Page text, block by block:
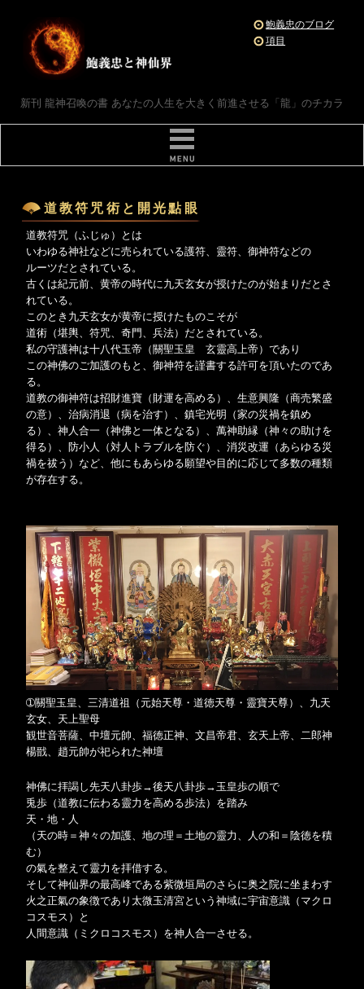
鮑義忠のブログ
項目
新刊 龍神召喚の書 あなたの人生を大きく前進させる「龍」のチカラ
道教符咒術と開光點眼
道教符咒（ふじゅ）とは
いわゆる神社などに売られている護符、靈符、御神符などの
ルーツだとされている。
古くは紀元前、黄帝の時代に九天玄女が授けたのが始まりだとさ
れている。
このとき九天玄女が黄帝に授けたものこそが
道術（堪輿、符咒、奇門、兵法）だとされている。
私の守護神は十八代玉帝（關聖玉皇 玄靈高上帝）であり
この神佛のご加護のもと、御神符を謹書する許可を頂いたのであ
る。
道教の御神符は招財進寶（財運を高める）、生意興隆（商売繁盛
の意）、治病消退（病を治す）、鎮宅光明（家の災禍を鎮め
る）、神人合一（神佛と一体となる）、萬神助縁（神々の助けを
得る）、防小人（対人トラブルを防ぐ）、消災改運（あらゆる災
禍を祓う）など、他にもあらゆる願望や目的に応じて多数の種類
が存在する。
➀關聖玉皇、三清道祖（元始天尊・道徳天尊・靈寶天尊）、九天
玄女、天上聖母
観世音菩薩、中壇元帥、福徳正神、文昌帝君、玄天上帝、二郎神
楊戩、趙元帥が祀られた神壇
神佛に拝謁し先天八卦歩→後天八卦歩→玉皇歩の順で
兎歩（道教に伝わる靈力を高める歩法）を踏み
天・地・人
（天の時＝神々の加護、地の理＝土地の靈力、人の和＝陰徳を積
む）
の氣を整えて靈力を拝借する。
そして神仙界の最高峰である紫微垣局のさらに奥之院に坐まわす
火之正氣の象徴であり太微玉清宮という神域に宇宙意識（マクロ
コスモス）と
人間意識（ミクロコスモス）を神人合一させる。